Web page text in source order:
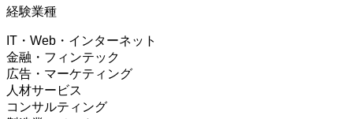
経験業種
IT・Web・インターネット
金融・フィンテック
広告・マーケティング
人材サービス
コンサルティング